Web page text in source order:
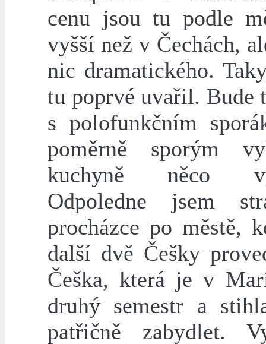
cenu jsou tu podle
vyšší než v Čechách,
nic dramatického.
tu poprvé uvařil. Bude
s polofunkčním
poměrně sporým
kuchyně něco
Odpoledne jsem
procházce po městě,
další dvě Češky
Češka, která je v
druhý semestr a
patřičně zabydlet.